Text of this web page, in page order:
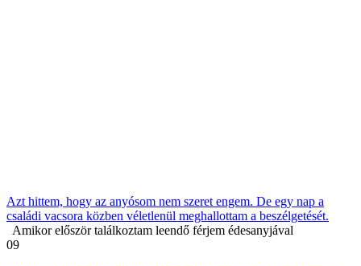
Azt hittem, hogy az anyósom nem szeret engem. De egy nap a
családi vacsora közben véletlenül meghallottam a beszélgetését.
Amikor először találkoztam leendő férjem édesanyjával
09